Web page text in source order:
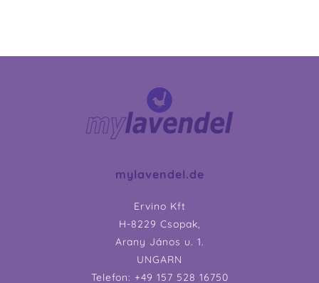
mylavendel.de
Ervino Kft
H-8229 Csopak,
Arany János u. 1.
UNGARN
Telefon: +49 157 528 16750